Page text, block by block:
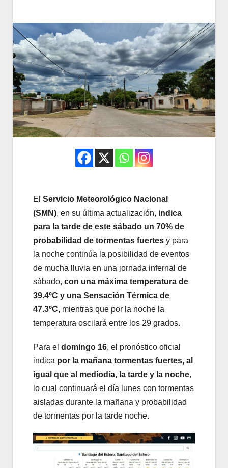
El Servicio Meteorológico Nacional
(SMN), en su última actualización, indica
para la tarde de este sábado un 70% de
probabilidad de tormentas fuertes y para
la noche continúa la posibilidad de eventos
de mucha lluvia en una jornada infernal de
sábado, con una máxima temperatura de
39.4ºC y una Sensación Térmica de
47.3ºC, mientras que por la noche la
temperatura oscilará entre los 29 grados.
Para el domingo 16, el pronóstico oficial
indica por la mañana tormentas fuertes, al
igual que al mediodía, la tarde y la noche,
lo cual continuará el día lunes con tormentas
aisladas durante la mañana y probabilidad
de tormentas por la tarde noche.